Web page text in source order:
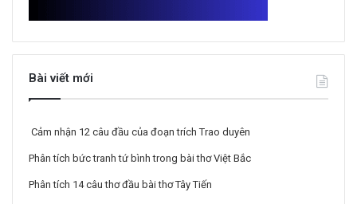
Bài viết mới
Cảm nhận 12 câu đầu của đoạn trích Trao duyên
Phân tích bức tranh tứ bình trong bài thơ Việt Bắc
Phân tích 14 câu thơ đầu bài thơ Tây Tiến